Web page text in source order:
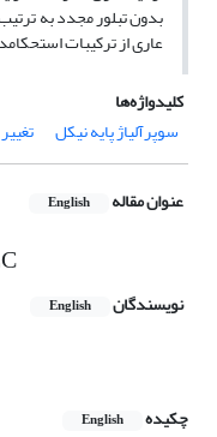
عاری از ترکیبات
کلیدواژه‌ها
سوپرآلیاژ پایه نیکل
عنوان مقاله English
نویسندگان English
چکیده
English